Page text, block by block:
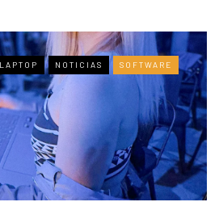
LAPTOP NOTICIAS SOFTWARE